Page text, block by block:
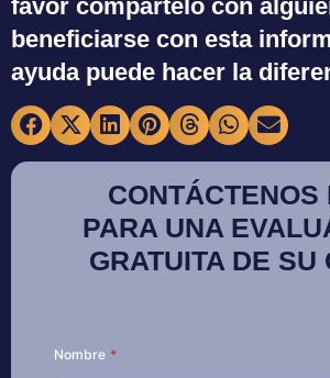
favor compártelo con
beneficiarse con esta
ayuda puede hacer la
CONTÁCTENOS
PARA UNA
GRATUITA DE SU